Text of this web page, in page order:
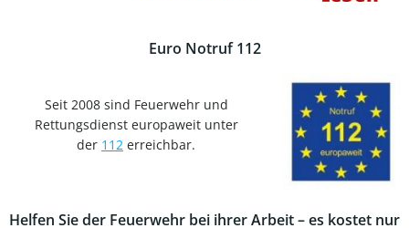
Euro Notruf 112
Seit 2008 sind Feuerwehr und
Rettungsdienst europaweit unter
der 112 erreichbar.
Helfen Sie der Feuerwehr bei ihrer Arbeit – es kostet nur